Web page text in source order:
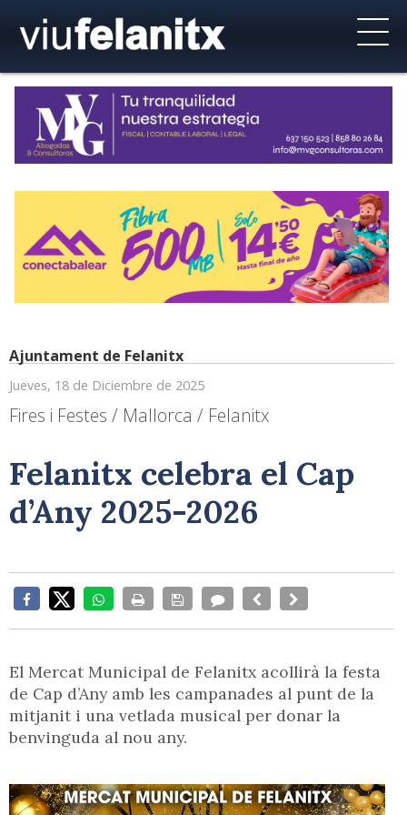
Ajuntament de Felanitx
Jueves, 18 de Diciembre de 2025
Fires i Festes / Mallorca / Felanitx
Felanitx celebra el Cap
d’Any 2025-2026
El Mercat Municipal de Felanitx acollirà la festa
de Cap d’Any amb les campanades al punt de la
mitjanit i una vetlada musical per donar la
benvinguda al nou any.